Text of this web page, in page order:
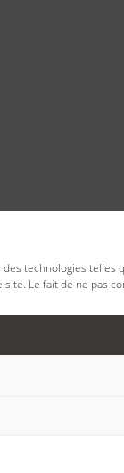
technologies
Le fait de ne